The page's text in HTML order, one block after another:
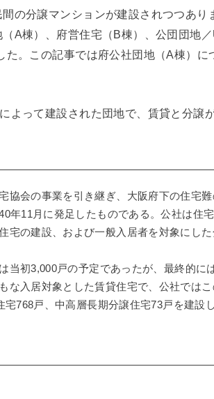
の分譲マンションが建設されつつあり
A棟）、府営住宅（B棟）、公団団地
。この記事では府公社団地（A棟）に
よって建設された団地で、賃貸と分譲
協会の事業を引き継ぎ、大阪府下の住宅難
年11月に発足したものである。公社は住
宅の建設、および一般入居者を対象にした
当初3,000戸の予定であったが、最終的に
な入居対象とした賃貸住宅で、公社ではこ
768戸、中高層長期分譲住宅73戸を建設